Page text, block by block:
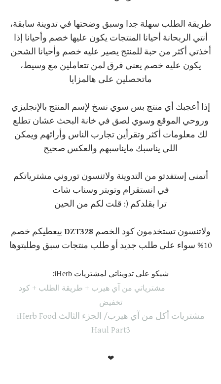
طريقة الطلب سهلة جدا وسبق وضحتها في تدوينة سابقة،
أنتي الربحانة أحيانا المنتجات يكون عليها خصم وأحيانا إذا
أخذتي أكثر من حبة للمنتج يصير عليه خصم وأحيانا الشحن
يكون عليه خصم يعني فرق لمن تتعاملين مع وسيط،
ماتحصلين على هالمزايا
إذا أعجبك أي منتج بس سوي نسخ لإسم المنتج بالإنجليزي
وروحي الموقع وسوي لصق في خانة البحث عشان تطلع
لك معلومات أكثر وتقرأين تجارب الناس وأرائهم ويمكن
اللي يناسبك مايناسبهم والعكس صحيح
أتمنى إستفدتو من التدوينة ولاتنسون توروني مشترياتكم
في انستقرام وتويتر وسناب شات
ترا بقلدكم (: قلت لكم من الحين
ولاتنسون تستخدمون كود الخصمDZT328 بيعطيكم خصم
10% سواء على طلب جديد أو طلب منتجات سبق وطلبتوها
شيكو على تدويناتي لمشتريات iHerb:
iHerb Haul مشترياتي من آي هيرب + طريقة الطلب + كود
تخفيض
مشتريات أكل من آي هيرب/ الجزء الثالث iHerb Food
Haul Part3
❤